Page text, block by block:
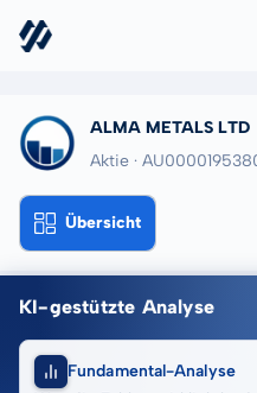
ALMA METALS LTD
Aktie ·
Übersicht
KI-gestützte Analyse
Fundamental-Analyse